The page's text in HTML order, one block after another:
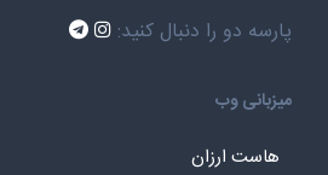
پارسه دو را دنبال کنید:
میزبانی وب
هاست ارزان